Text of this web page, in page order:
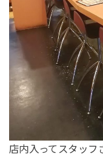
店内入ってスタッフ